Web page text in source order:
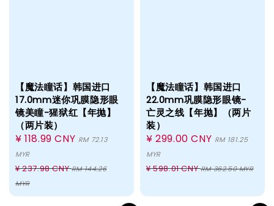
【魔法瞳话】韩国进口
17.0mm迷你巩膜隐形眼
镜美瞳-猩狱红【年抛】
（两片装）
Sale
price
¥ 118.99 CNY RM 72.13
MYR
Regular
price
¥ 237.98 CNYRM 144.26
MYR
【魔法瞳话】韩国进口
22.0mm巩膜隐形眼镜-
亡灵之线【年抛】（两片
装）
Sale
price
¥ 299.00 CNY RM 181.25
MYR
Regular
¥ 598.01 CNYRM 362.50 MYR